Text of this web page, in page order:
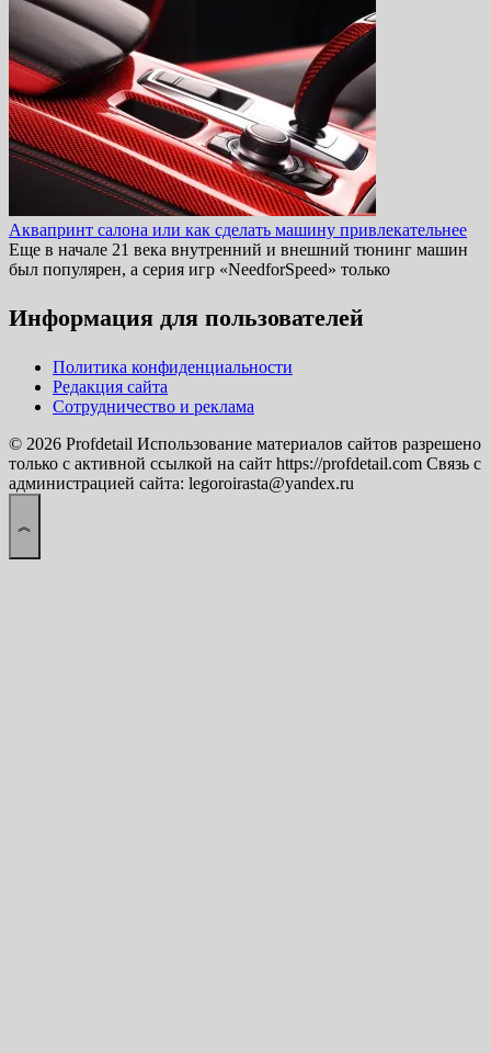
Аквапринт салона или как сделать машину привлекательнее
Еще в начале 21 века внутренний и внешний тюнинг машин
был популярен, а серия игр «NeedforSpeed» только
Информация для пользователей
Политика конфиденциальности
Редакция сайта
Сотрудничество и реклама
© 2026 Profdetail Использование материалов сайтов разрешено
только с активной ссылкой на сайт https://profdetail.com Связь с
администрацией сайта: legoroirasta@yandex.ru